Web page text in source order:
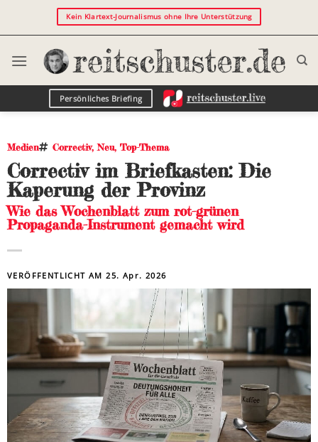
Kein Klartext-Journalismus ohne Ihre Unterstützung
Persönliches Briefing
Medien Correctiv,Neu, Top-Thema
Correctiv im Briefkasten: Die
Kaperung der Provinz
Wie das Wochenblatt zum rot-grünen
Propaganda-Instrument gemacht wird
VERÖFFENTLICHT AM25. Apr. 2026